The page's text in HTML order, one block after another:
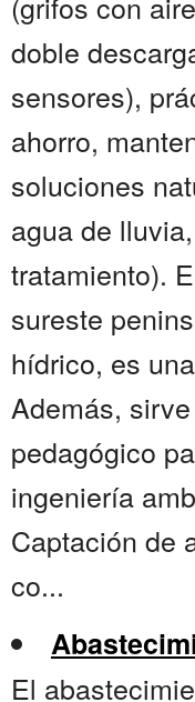
doble
sensores),
ahorro,
soluciones
agua de
tratamiento).
sureste
hídrico, es
Además,
pedagógico
ingeniería
Captación de
co...
El